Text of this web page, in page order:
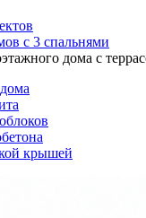
с 3 спальнями
дома с
крышей